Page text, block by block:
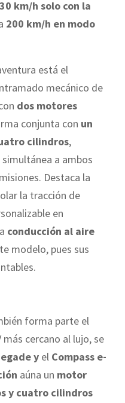
km/h solo con la
200 km/h en modo
está el
mecánico de
dos motores
conjunta con un
cilindros,
a ambos
Destaca la
la tracción de
en
conducción al aire
modelo, pues sus
forma parte el
más cercano al lujo, se
y el Compass e-
aúna un motor
y cuatro cilindros